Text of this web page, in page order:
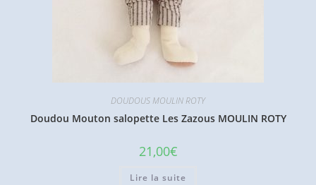
DOUDOUS MOULIN ROTY
Doudou Mouton salopette Les Zazous MOULIN ROTY
21,00€
Lire la suite